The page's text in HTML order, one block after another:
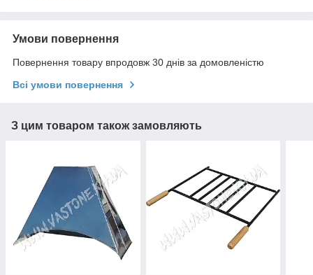
Умови повернення
Повернення товару впродовж 30 днів за домовленістю
Всі умови повернення
З цим товаром також замовляють